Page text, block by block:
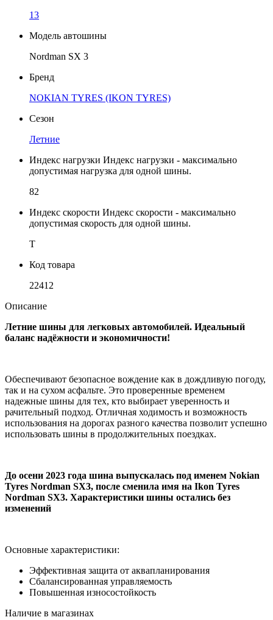
13
Модель автошины
Nordman SX 3
Бренд
NOKIAN TYRES (IKON TYRES)
Сезон
Летние
Индекс нагрузки Индекс нагрузки - максимально
допустимая нагрузка для одной шины.
82
Индекс скорости Индекс скорости - максимально
допустимая скорость для одной шины.
T
Код товара
22412
Описание
Летние шины для легковых автомобилей. Идеальный
баланс надёжности и экономичности!
Обеспечивают безопасное вождение как в дождливую погоду,
так и на сухом асфальте. Это проверенные временем
надежные шины для тех, кто выбирает уверенность и
рачительный подход. Отличная ходимость и возможность
использования на дорогах разного качества позволит успешно
использовать шины в продолжительных поездках.
До осени 2023 года шина выпускалась под именем Nokian
Tyres Nordman SX3, после сменила имя на Ikon Tyres
Nordman SX3. Характеристики шины остались без
изменений
Основные характеристики:
Эффективная защита от аквапланирования
Сбалансированная управляемость
Повышенная износостойкость
Наличие в магазинах